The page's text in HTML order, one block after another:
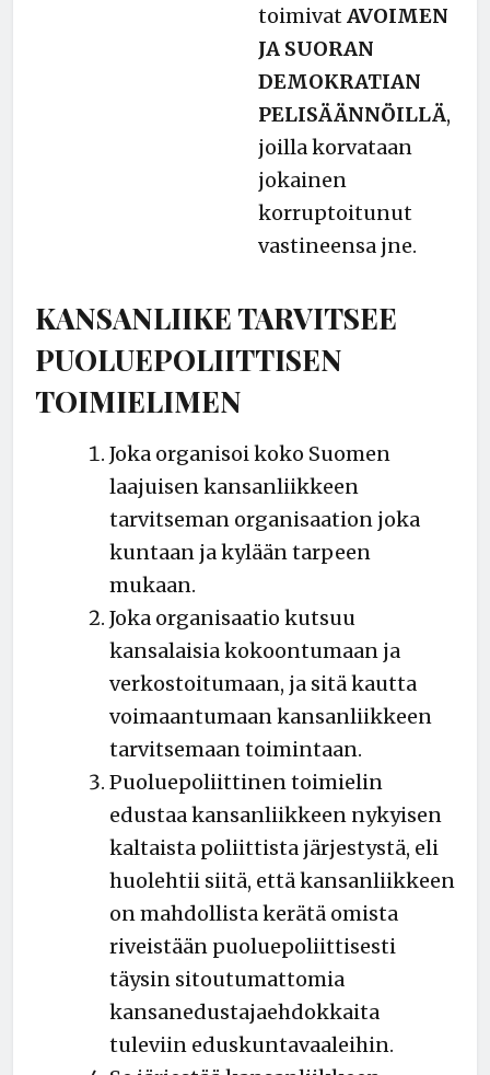
toimivatAVOIMEN
JA SUORAN
DEMOKRATIAN
PELISÄÄNNÖILLÄ,
joilla korvataan
jokainen
korruptoitunut
vastineensa jne.
KANSANLIIKE TARVITSEE
PUOLUEPOLIITTISEN
TOIMIELIMEN
Joka organisoi koko Suomen
laajuisen kansanliikkeen
tarvitseman organisaation joka
kuntaan ja kylään tarpeen
mukaan.
Joka organisaatio kutsuu
kansalaisia kokoontumaan ja
verkostoitumaan, ja sitä kautta
voimaantumaan kansanliikkeen
tarvitsemaan toimintaan.
Puoluepoliittinen toimielin
edustaa kansanliikkeen nykyisen
kaltaista poliittista järjestystä, eli
huolehtii siitä, että kansanliikkeen
on mahdollista kerätä omista
riveistään puoluepoliittisesti
täysin sitoutumattomia
kansanedustajaehdokkaita
tuleviin eduskuntavaaleihin.